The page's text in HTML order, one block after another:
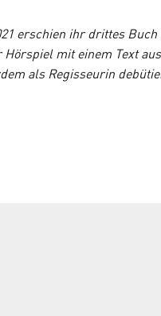
erschien ihr drittes Buch
mit einem Text
als Regisseurin